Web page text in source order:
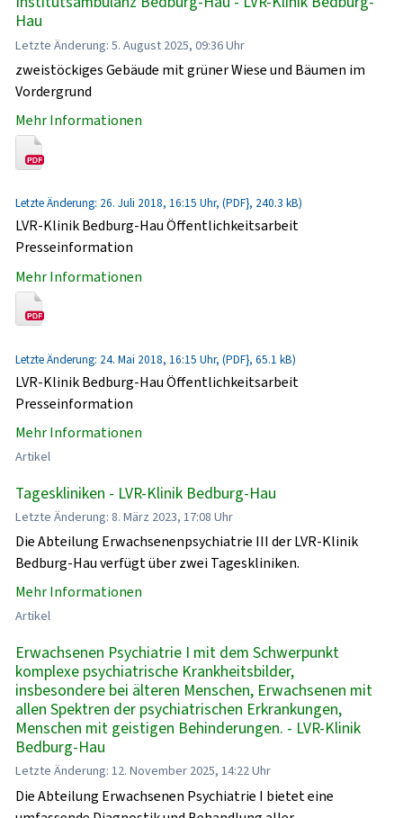
Hau
Letzte Änderung: 5. August 2025, 09:36 Uhr
zweistöckiges Gebäude mit grüner Wiese und Bäumen im
Vordergrund
Mehr Informationen
Letzte Änderung: 26. Juli 2018, 16:15 Uhr, (PDF}, 240.3 kB)
LVR-Klinik Bedburg-Hau Öffentlichkeitsarbeit
Presseinformation
Mehr Informationen
Letzte Änderung: 24. Mai 2018, 16:15 Uhr, (PDF}, 65.1 kB)
LVR-Klinik Bedburg-Hau Öffentlichkeitsarbeit
Presseinformation
Mehr Informationen
Artikel
Tageskliniken - LVR-Klinik Bedburg-Hau
Letzte Änderung: 8. März 2023, 17:08 Uhr
Die Abteilung Erwachsenenpsychiatrie III der LVR-Klinik
Bedburg-Hau verfügt über zwei Tageskliniken.
Mehr Informationen
Artikel
Erwachsenen Psychiatrie I mit dem Schwerpunkt
komplexe psychiatrische Krankheitsbilder,
insbesondere bei älteren Menschen, Erwachsenen mit
allen Spektren der psychiatrischen Erkrankungen,
Menschen mit geistigen Behinderungen. - LVR-Klinik
Bedburg-Hau
Letzte Änderung: 12. November 2025, 14:22 Uhr
Die Abteilung Erwachsenen Psychiatrie I bietet eine